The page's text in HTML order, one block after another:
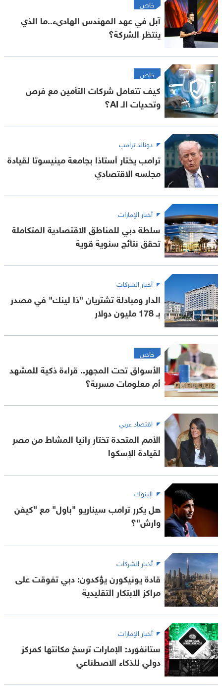
خاص
آبل في عهد المهندس الهادىء..ما الذي
ينتظر الشركة؟
خاص
كيف تتعامل شركات التأمين مع فرص
وتحديات الـ AI؟
دونالد ترامب
ترامب يختار أستاذا بجامعة مينيسوتا لقيادة
مجلسه الاقتصادي
أخبار الإمارات
سلطة دبي للمناطق الاقتصادية المتكاملة
تحقق نتائج سنوية قوية
أخبار الشركات
الدار ومبادلة تشتريان "ذا لينك" في مصدر
بـ 178 مليون دولار
خاص
الأسواق تحت المجهر.. قراءة ذكية للمشهد
أم معلومات مسربة؟
اقتصاد عربي
الأمم المتحدة تختار رانيا المشاط من مصر
لقيادة الإسكوا
البنوك
هل يكرر ترامب سيناريو "باول" مع "كيفن
وارش"؟
أخبار الشركات
قادة يونيكورن يؤكدون: دبي تفوقت على
مراكز الابتكار التقليدية
أخبار الإمارات
ستانفورد: الإمارات ترسخ مكانتها كمركز
دولي للذكاء الاصطناعي